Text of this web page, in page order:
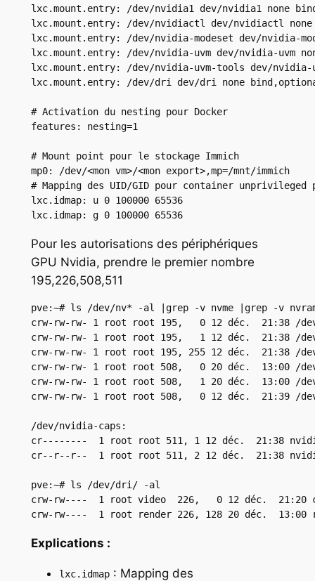
lxc.mount.entry: /dev/nvidia1 dev/nvidia1 none
lxc.mount.entry: /dev/nvidiactl dev/nvidiactl
lxc.mount.entry: /dev/nvidia-modeset dev/nvidia-
lxc.mount.entry: /dev/nvidia-uvm dev/nvidia-uvm
lxc.mount.entry: /dev/nvidia-uvm-tools dev/
lxc.mount.entry: /dev/dri dev/dri none
# Activation du nesting pour Docker
features: nesting=1
# Mount point pour le stockage Immich
mp0: /dev/<mon vm>/<mon export>,mp=/mnt/immich
# Mapping des UID/GID pour container unprivileged
lxc.idmap: u 0 100000 65536
lxc.idmap: g 0 100000 65536
Pour les autorisations des périphériques
GPU Nvidia, prendre le premier nombre
195,226,508,511
pve:~# ls /dev/nv* -al |grep -v nvme |grep -v
crw-rw-rw- 1 root root 195,   0 12 déc.  21:38 /
crw-rw-rw- 1 root root 195,   1 12 déc.  21:38 /
crw-rw-rw- 1 root root 195, 255 12 déc.  21:38 /
crw-rw-rw- 1 root root 508,   0 20 déc.  13:00 /
crw-rw-rw- 1 root root 508,   1 20 déc.  13:00 /
crw-rw-rw- 1 root root 508,   0 12 déc.  21:39 /
/dev/nvidia-caps:
cr--------  1 root root 511, 1 12 déc.  21:38
cr--r--r--  1 root root 511, 2 12 déc.  21:38
pve:~# ls /dev/dri/ -al
crw-rw----  1 root video  226,   0 12 déc.  21:20
crw-rw----  1 root render 226, 128 20 déc.  13:00
Explications :
lxc.idmap: Mapping des